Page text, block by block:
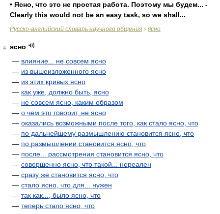
• Ясно, что это не простая работа. Поэтому мы будем... -
Clearly this would not be an easy task, so we shall...
Русско-английский словарь научного общения > ясно
4
ясно
— влияние... не совсем ясно
— из вышеизложенного ясно
— из этих кривых ясно
— как уже, должно быть, ясно
— не совсем ясно, каким образом
— о чем это говорит, не ясно
— оказались возможными после того, как стало ясно, что
— по дальнейшему размышлению становится ясно, что
— по размышлении становится ясно, что
— после... рассмотрения становится ясно, что
— совершенно ясно, что такой... нереален
— сразу же становится ясно, что
— стало ясно, что для... нужен
— так как..., было ясно, что
— теперь стало ясно, что